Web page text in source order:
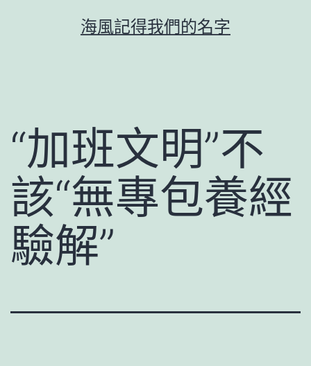
海風記得我們的名字
“加班文明”不
該“無專包養經
驗解”